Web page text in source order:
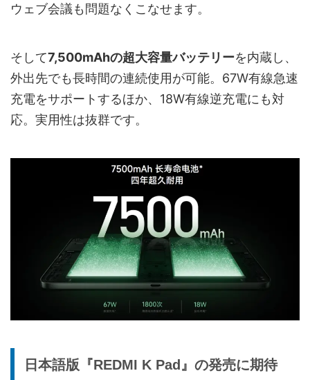
ウェブ会議も問題なくこなせます。
そして7,500mAhの超大容量バッテリーを内蔵し、
外出先でも長時間の連続使用が可能。67W有線急速
充電をサポートするほか、18W有線逆充電にも対
応。実用性は抜群です。
日本語版『REDMI K Pad』の発売に期待